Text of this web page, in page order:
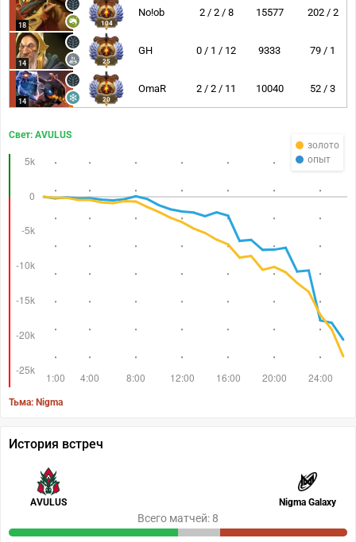
18 104
No!ob 2 / 2 / 8 15577 202 / 2
14 25
GH 0 / 1 / 12 9333 79 / 1
14 20
OmaR 2 / 2 / 11 10040 52 / 3
золото
опыт
Свет: AVULUS
Тьма: Nigma
История встреч
AVULUS Nigma Galaxy
Всего матчей: 8